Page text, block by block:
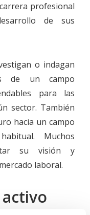
profesional
de sus
o indagan
de un campo
para las
sector. También
hacia un campo
Muchos
su visión y
laboral.